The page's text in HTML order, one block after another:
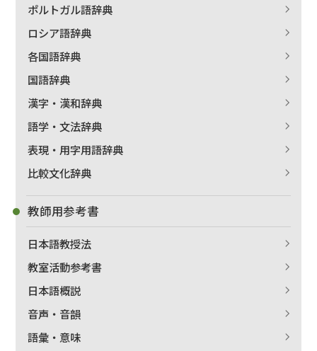
ポルトガル語辞典
ロシア語辞典
各国語辞典
国語辞典
漢字・漢和辞典
語学・文法辞典
表現・用字用語辞典
比較文化辞典
教師用参考書
日本語教授法
教室活動参考書
日本語概説
音声・音韻
語彙・意味